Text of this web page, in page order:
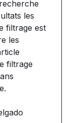
les
filtrage est
les
filtrage